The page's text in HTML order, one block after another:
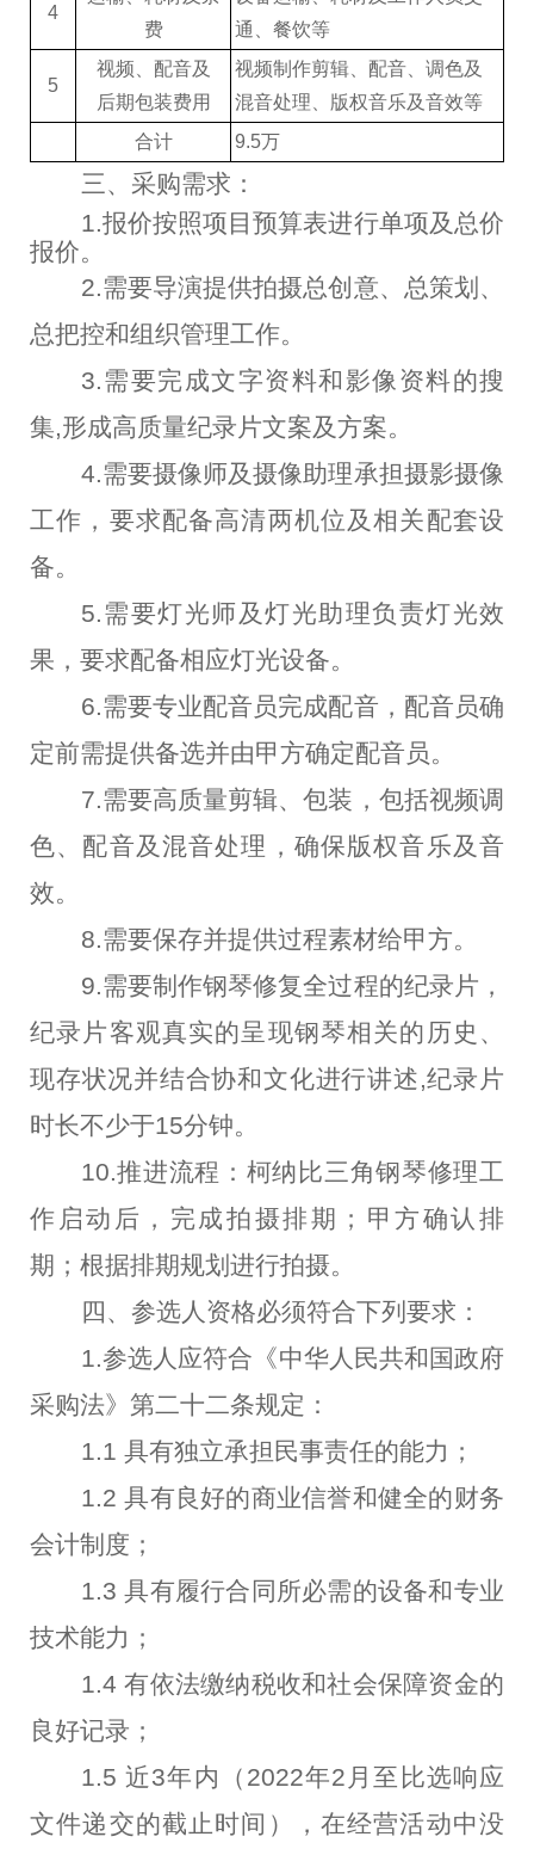
4
费
通、餐饮等
5
视频、配音及
后期包装费用
视频制作剪辑、配音、调色及
混音处理、版权音乐及音效等
合计
9.5万
三、采购需求：
1.报价按照项目预算表进行单项及总价
报价。
2.需要导演提供拍摄总创意、总策划、
总把控和组织管理工作。
3.需要完成文字资料和影像资料的搜
集,形成高质量纪录片文案及方案。
4.需要摄像师及摄像助理承担摄影摄像
工作，要求配备高清两机位及相关配套设
备。
5.需要灯光师及灯光助理负责灯光效
果，要求配备相应灯光设备。
6.需要专业配音员完成配音，配音员确
定前需提供备选并由甲方确定配音员。
7.需要高质量剪辑、包装，包括视频调
色、配音及混音处理，确保版权音乐及音
效。
8.需要保存并提供过程素材给甲方。
9.需要制作钢琴修复全过程的纪录片，
纪录片客观真实的呈现钢琴相关的历史、
现存状况并结合协和文化进行讲述,纪录片
时长不少于15分钟。
10.推进流程：柯纳比三角钢琴修理工
作启动后，完成拍摄排期；甲方确认排
期；根据排期规划进行拍摄。
四、参选人资格必须符合下列要求：
1.参选人应符合《中华人民共和国政府
采购法》第二十二条规定：
1.1 具有独立承担民事责任的能力；
1.2 具有良好的商业信誉和健全的财务
会计制度；
1.3 具有履行合同所必需的设备和专业
技术能力；
1.4 有依法缴纳税收和社会保障资金的
良好记录；
1.5 近3年内（2022年2月至比选响应
文件递交的截止时间），在经营活动中没